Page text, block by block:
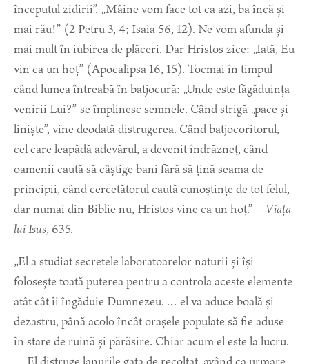
începutul zidirii”. „Mâine vom face tot ca azi, ba încă și
mai rău!” (2 Petru 3, 4; Isaia 56, 12). Ne vom afunda și
mai mult în iubirea de plăceri. Dar Hristos zice: „Iată, Eu
vin ca un hoț” (Apocalipsa 16, 15). Tocmai în timpul
când lumea întreabă în batjocură: „Unde este făgăduința
venirii Lui?” se împlinesc semnele. Când strigă „pace și
liniște”, vine deodată distrugerea. Când batjocoritorul,
cel care leapădă adevărul, a devenit îndrăzneț, când
oamenii caută să câștige bani fără să țină seama de
principii, când cercetătorul caută cunoștințe de tot felul,
dar numai din Biblie nu, Hristos vine ca un hoț.” – Viața
lui Isus, 635.
„El a studiat secretele laboratoarelor naturii și își
folosește toată puterea pentru a controla aceste elemente
atât cât îi îngăduie Dumnezeu. … el va aduce boală și
dezastru, până acolo încât orașele populate să fie aduse
în stare de ruină și părăsire. Chiar acum el este la lucru.